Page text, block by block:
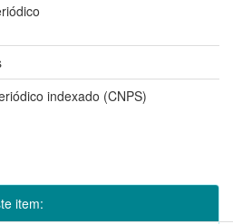
indexado (CNPS)
item: